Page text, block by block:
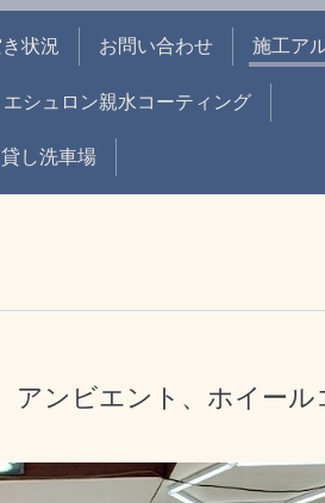
状況 お問い合わせ 施工ア
エシュロン親水コーティング
し洗車場
アンビエント、ホイー